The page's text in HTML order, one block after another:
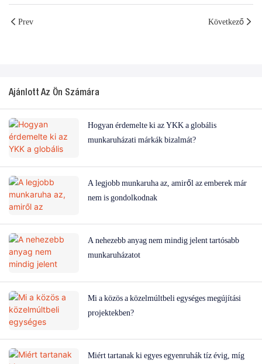
Prev Következő
Ajánlott Az Ön Számára
Hogyan érdemelte ki az YKK a globális
munkaruházati márkák bizalmát?
A legjobb munkaruha az, amiről az emberek már
nem is gondolkodnak
A nehezebb anyag nem mindig jelent tartósabb
munkaruházatot
Mi a közös a közelmúltbeli egységes megújítási
projektekben?
Miért tartanak ki egyes egyenruhák tíz évig, míg